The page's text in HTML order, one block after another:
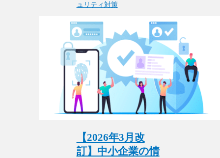
ュリティ対策
【2026年3月改
訂】中小企業の情